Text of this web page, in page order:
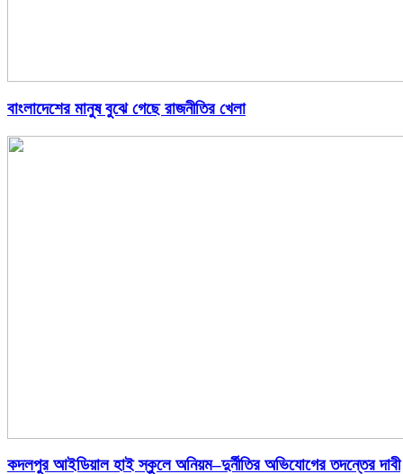
বাংলাদেশের মানুষ বুঝে গেছে রাজনীতির খেলা
কদলপুর আইডিয়াল হাই স্কুলে অনিয়ম–দুর্নীতির অভিযোগের তদন্তের দাবী